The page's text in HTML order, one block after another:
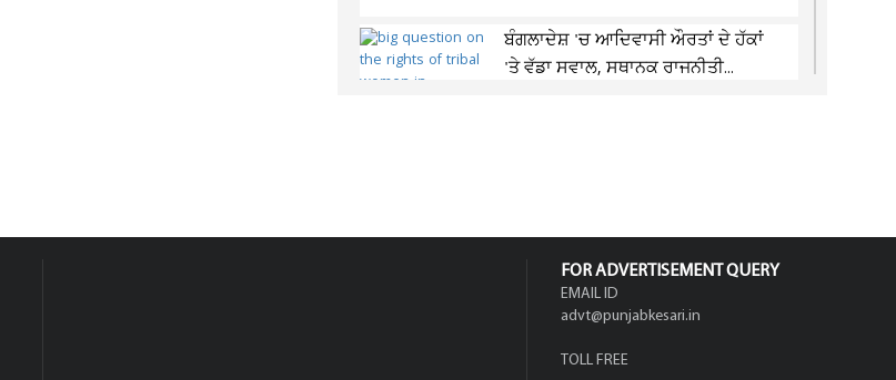
ਬੰਗਲਾਦੇਸ਼ 'ਚ ਆਦਿਵਾਸੀ ਔਰਤਾਂ ਦੇ ਹੱਕਾਂ
'ਤੇ ਵੱਡਾ ਸਵਾਲ, ਸਥਾਨਕ ਰਾਜਨੀਤੀ...
FOR ADVERTISEMENT QUERY
EMAIL ID
advt@punjabkesari.in
TOLL FREE